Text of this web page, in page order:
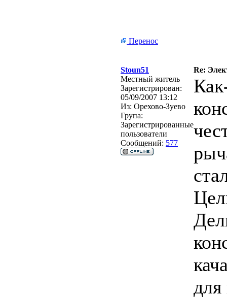
Перенос
Stoun51
Re:
Местный житель
Зарегистрирован:
05/09/2007 13:12
Из: Орехово-Зуево
Група:
Зарегистрированные
пользователи
Сообщений: 577
для